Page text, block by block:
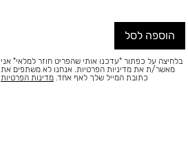
הוספה לסל
בלחיצה על כפתור "עדכנו אותי שהפריט חוזר למלאי" אני
מאשר/ת את מדיניות הפרטיות. אנחנו לא משתפים את
כתובת המייל שלך לאף אחד. מדינות הפרטיות